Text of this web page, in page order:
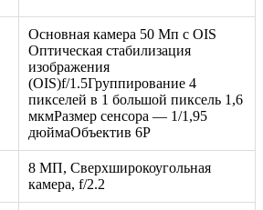
Основная камера 50 Мп с OIS
Оптическая стабилизация
изображения
(OIS)f/1.5Группирование 4
пикселей в 1 большой пиксель 1,6
мкмРазмер сенсора — 1/1,95
дюймаОбъектив 6P
8 МП, Сверхширокоугольная
камера, f/2.2